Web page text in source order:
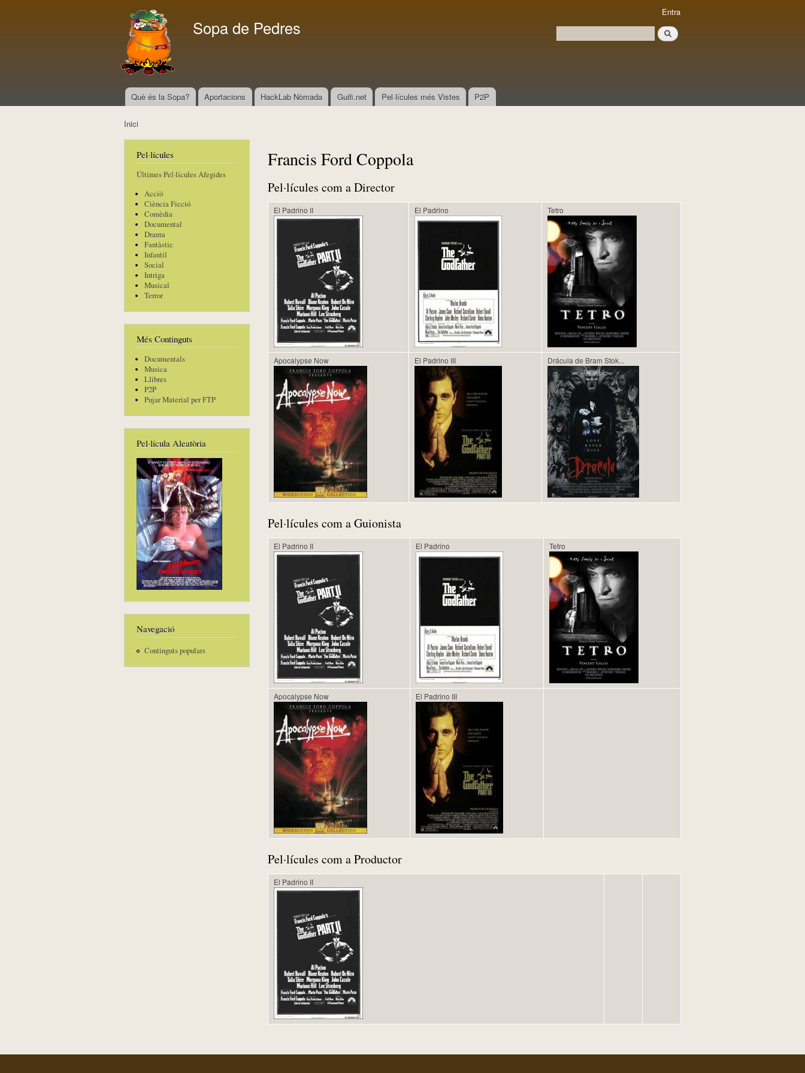
Sopa de Pedres
Formulari de cerca
Cerca
Menú principal
Què és la Sopa? Aportacions HackLab Nòmada Guifi.net Pel·lícules més Vistes P2P
Entra
Inici
Pel·lícules
Últimes Pel·lícules Afegides
Acció
Ciència Ficció
Comèdia
Documental
Drama
Fantàstic
Infantil
Social
Intriga
Musical
Terror
Més Continguts
Documentals
Musica
Llibres
P2P
Pujar Material per FTP
Pel·lícula Aleatòria
Navegació
Continguts populars
Francis Ford Coppola
Pel·lícules com a Director
El Padrino II El Padrino Tetro
Apocalypse Now El Padrino III Drácula de Bram Stok...
Pel·lícules com a Guionista
El Padrino II El Padrino Tetro
Apocalypse Now El Padrino III
Pel·lícules com a Productor
El Padrino II